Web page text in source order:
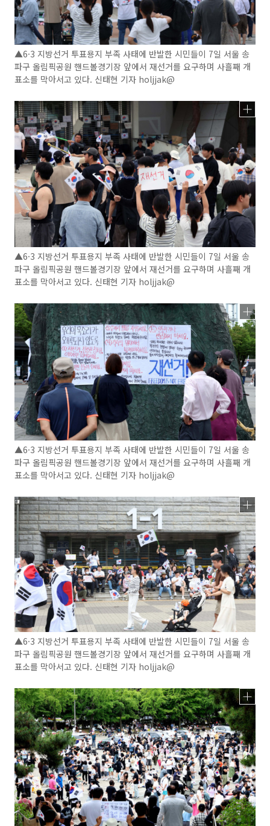
▲6·3 지방선거 투표용지 부족 사태에 반발한 시민들이 7일 서울 송
파구 올림픽공원 핸드볼경기장 앞에서 재선거를 요구하며 사흘째 개
표소를 막아서고 있다. 신태현 기자 holjjak@
▲6·3 지방선거 투표용지 부족 사태에 반발한 시민들이 7일 서울 송
파구 올림픽공원 핸드볼경기장 앞에서 재선거를 요구하며 사흘째 개
표소를 막아서고 있다. 신태현 기자 holjjak@
▲6·3 지방선거 투표용지 부족 사태에 반발한 시민들이 7일 서울 송
파구 올림픽공원 핸드볼경기장 앞에서 재선거를 요구하며 사흘째 개
표소를 막아서고 있다. 신태현 기자 holjjak@
▲6·3 지방선거 투표용지 부족 사태에 반발한 시민들이 7일 서울 송
파구 올림픽공원 핸드볼경기장 앞에서 재선거를 요구하며 사흘째 개
표소를 막아서고 있다. 신태현 기자 holjjak@